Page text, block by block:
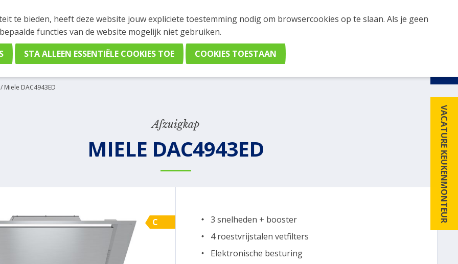
VACATURE KEUKENMONTEUR
plaatsen. Wil je je vast oriënteren? Vergelijk eenvoudig apparaten en merken met elkaar. Klik hier voor
/ Miele DAC4943ED
Afzuigkap
MIELE DAC4943ED
C
3 snelheden + booster
4 roestvrijstalen vetfilters
Elektronische besturing
te bieden, heeft deze website jouw expliciete toestemming nodig om browsercookies op te slaan. Als je geen
functies van de website mogelijk niet gebruiken.